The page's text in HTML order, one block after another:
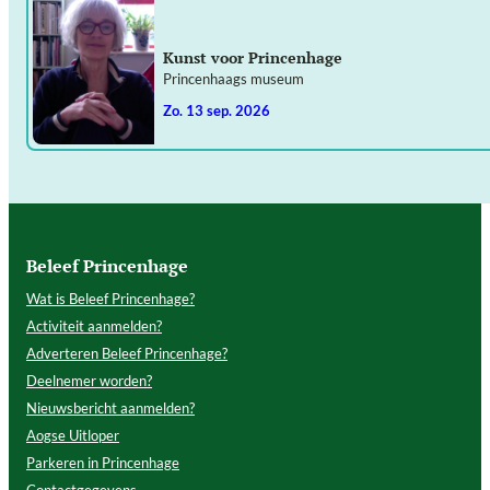
Kunst voor Princenhage
Princenhaags museum
zo. 13 sep. 2026
Beleef Princenhage
Wat is Beleef Princenhage?
Activiteit aanmelden?
Adverteren Beleef Princenhage?
Deelnemer worden?
Nieuwsbericht aanmelden?
Aogse Uitloper
Parkeren in Princenhage